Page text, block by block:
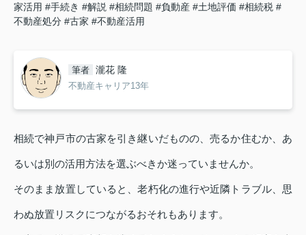
家活用 #手続き #解説 #相続問題 #負動産 #土地評価 #相続税 #
不動産処分 #古家 #不動産活用
筆者 瀧花 隆
不動産キャリア13年
相続で神戸市の古家を引き継いだものの、売るか住むか、あ
るいは別の活用方法を選ぶべきか迷っていませんか。
そのまま放置していると、老朽化の進行や近隣トラブル、思
わぬ放置リスクにつながるおそれもあります。